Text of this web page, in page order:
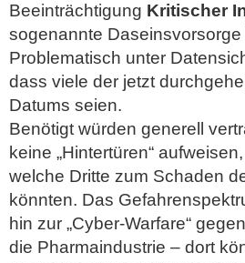
Beeinträchtigung Kritischer
sogenannte
Problematisch unter
dass viele der jetzt
Datums seien.
Benötigt würden generell
keine „Hintertüren“
welche Dritte zum Schaden
könnten. Das
hin zur „Cyber-Warfare“
die Pharmaindustrie – dort